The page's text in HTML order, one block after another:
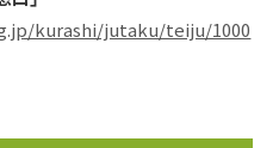
kurashi/jutaku/teiju/1000